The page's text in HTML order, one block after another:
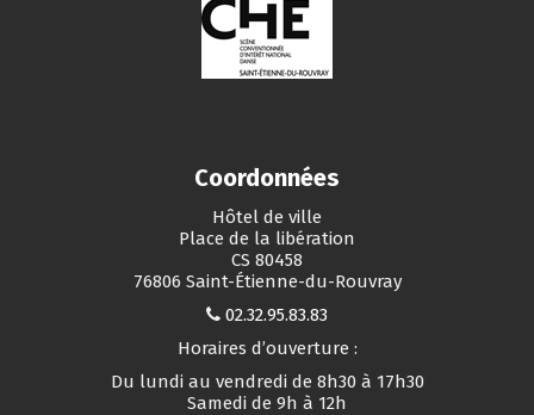
Coordonnées
Hôtel de ville
Place de la libération
CS 80458
76806 Saint-Étienne-du-Rouvray
02.32.95.83.83
Horaires d’ouverture :
Du lundi au vendredi de 8h30 à 17h30
Samedi de 9h à 12h